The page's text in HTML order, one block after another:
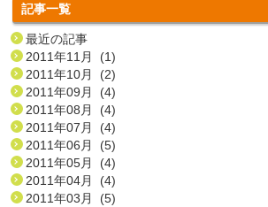
記事一覧
最近の記事
2011年11月 (1)
2011年10月 (2)
2011年09月 (4)
2011年08月 (4)
2011年07月 (4)
2011年06月 (5)
2011年05月 (4)
2011年04月 (4)
2011年03月 (5)